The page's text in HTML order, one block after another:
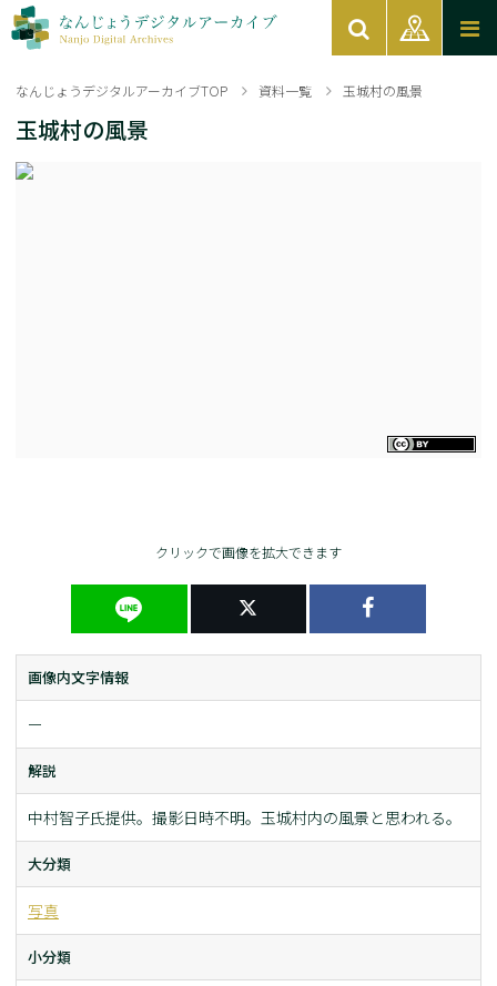
なんじょうデジタルアーカイブTOP 資料一覧 玉城村の風景
玉城村の風景
クリックで画像を拡大できます
画像内文字情報
ー
解説
中村智子氏提供。撮影日時不明。玉城村内の風景と思われる。
大分類
写真
小分類